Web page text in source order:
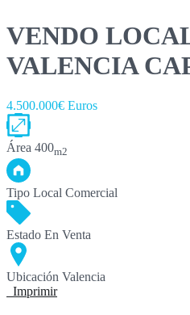
VENDO
VALENCIA
4.500.000€ Euros
Área 400m2
Tipo Local Comercial
Estado En Venta
Ubicación Valencia
Imprimir